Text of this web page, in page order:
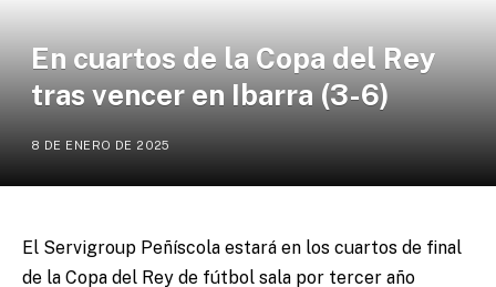
En cuartos de la Copa del Rey
tras vencer en Ibarra (3-6)
8 DE ENERO DE 2025
El Servigroup Peñíscola estará en los cuartos de final
de la Copa del Rey de fútbol sala por tercer año